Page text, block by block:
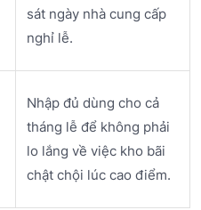
sát ngày nhà cung cấp
nghỉ lễ.
Nhập đủ dùng cho cả
tháng lễ để không phải
lo lắng về việc kho bãi
chật chội lúc cao điểm.